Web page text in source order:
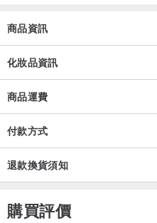
如何更容易拿出月經杯？
並用大便的力度推一下陰道，將
如何清洗月經杯？
首次使用前或每次經期前後可以
用前後可以溫和梘液及清水清潔
清潔劑。
月經杯有難聞的氣味怎麼辦？
商品資訊
化妝品資訊
商品運費
付款方式
退款換貨須知
購買評價